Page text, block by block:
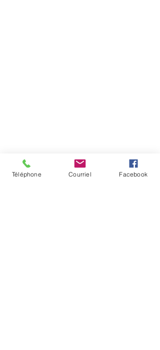
Téléphone Courriel Facebook